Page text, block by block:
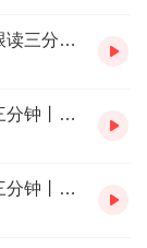
儿童启蒙必读丨国学经典诵读丨每天睡前跟读三分钟丨声律启蒙十五咸上丨求订阅关注点赞
儿童启蒙必读丨国学经典诵读丨睡前跟读三分钟丨声律启蒙十四盐下丨求关注求订阅求点赞
儿童启蒙必读丨国学经典诵读丨睡前跟读三分钟丨声律启蒙十四盐中丨求关注求订阅求点赞